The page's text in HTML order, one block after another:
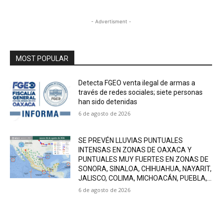
- Advertisment -
MOST POPULAR
Detecta FGEO venta ilegal de armas a
través de redes sociales; siete personas
han sido detenidas
6 de agosto de 2026
SE PREVÉN LLUVIAS PUNTUALES
INTENSAS EN ZONAS DE OAXACA Y
PUNTUALES MUY FUERTES EN ZONAS DE
SONORA, SINALOA, CHIHUAHUA, NAYARIT,
JALISCO, COLIMA, MICHOACÁN, PUEBLA,...
6 de agosto de 2026